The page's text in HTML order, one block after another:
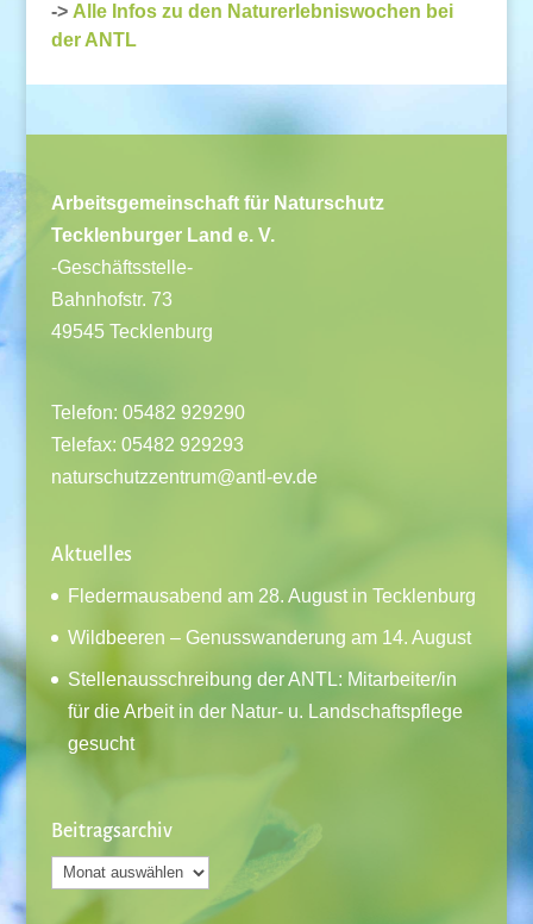
-> Alle Infos zu den Naturerlebniswochen bei
der ANTL
Arbeitsgemeinschaft für Naturschutz
Tecklenburger Land e. V.
-Geschäftsstelle-
Bahnhofstr. 73
49545 Tecklenburg
Telefon: 05482 929290
Telefax: 05482 929293
naturschutzzentrum@antl-ev.de
Aktuelles
Fledermausabend am 28. August in Tecklenburg
Wildbeeren – Genusswanderung am 14. August
Stellenausschreibung der ANTL: Mitarbeiter/in
für die Arbeit in der Natur- u. Landschaftspflege
gesucht
Beitragsarchiv
Beitragsarchiv